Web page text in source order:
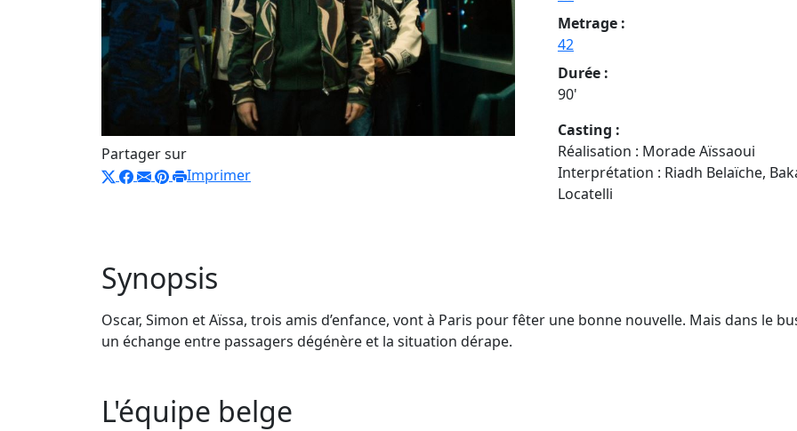
Partager sur
Imprimer
Metrage :
42
Durée :
90'
Casting :
Réalisation : Morade Aïssaoui
Interprétation : Riadh Belaïche,
Locatelli
Synopsis
Oscar, Simon et Aïssa, trois amis d’enfance, vont à Paris pour fêter une bonne nouvelle. Mais dans le
un échange entre passagers dégénère et la situation dérape.
L'équipe belge